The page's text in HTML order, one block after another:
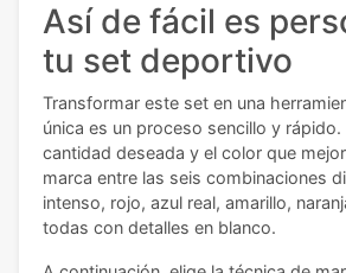
Así de fácil es
tu set deportivo
Transformar este set en una
única es un proceso sencillo y rápido.
cantidad deseada y el color que
marca entre las seis combinaciones
intenso, rojo, azul real, amarillo,
todas con detalles en blanco.